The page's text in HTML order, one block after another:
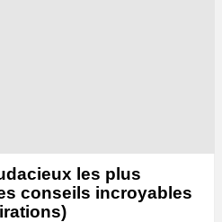
les plus
conseils incroyables